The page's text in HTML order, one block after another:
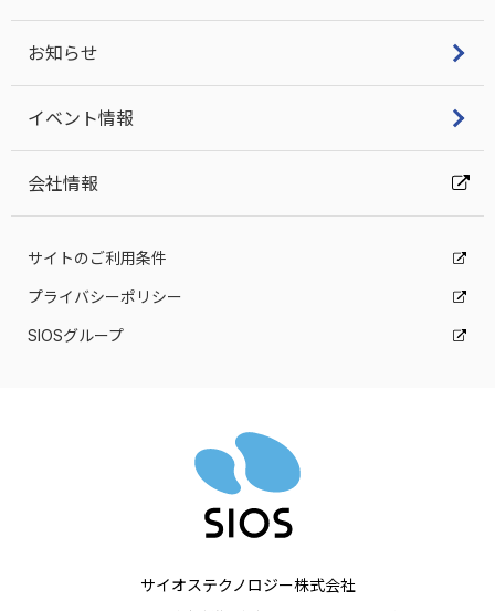
お知らせ
イベント情報
会社情報
サイトのご利用条件
プライバシーポリシー
SIOSグループ
サイオステクノロジー株式会社